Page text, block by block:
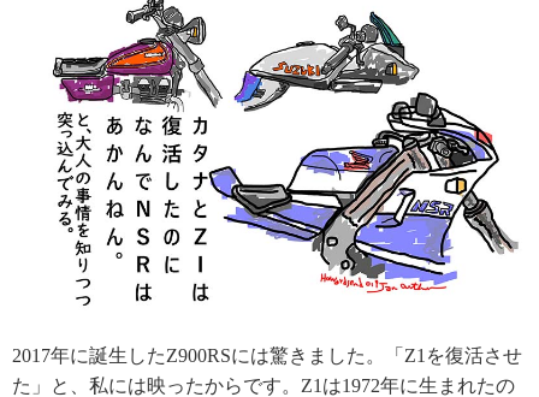
2017年に誕生したZ900RSには驚きました。「Z1を復活させ
た」と、私には映ったからです。Z1は1972年に生まれたの